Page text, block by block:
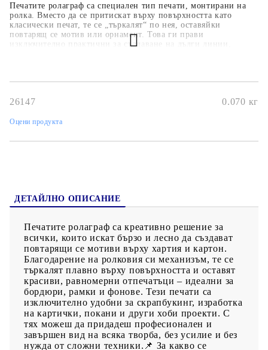
Печатите ролаграф са специален тип печати, монтирани на
ролка. Вместо да се притискат върху повърхността като
класически печат, те се „търкалят“ по нея, оставяйки
повтарящ се мотив или орнамент. Това ги прави
изключително практични за създаване на дълги линии,
един печат можеш да покриеш голяма повърхност.Предлагат
мастила.Използвайте дръжка за гумен ролков печат
26147 0.070 кг
Оцени продукта
ДЕТАЙЛНО ОПИСАНИЕ
Печатите ролаграф са креативно решение за
всички, които искат бързо и лесно да създават
повтарящи се мотиви върху хартия и картон.
Благодарение на ролковия си механизъм, те се
търкалят плавно върху повърхността и оставят
красиви, равномерни отпечатъци – идеални за
бордюри, рамки и фонове. Тези печати са
изключително удобни за скрапбукинг, изработка
на картички, покани и други хоби проекти. С
тях можеш да придадеш професионален и
завършен вид на всяка творба, без усилие и без
нужда от сложни техники.📌 За какво се